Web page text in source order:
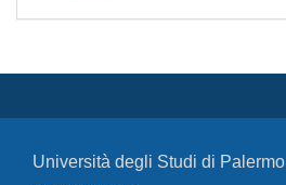
Università degli Studi di Palermo